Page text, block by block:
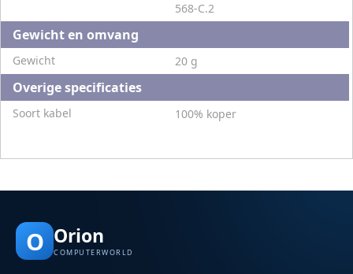
568-C.2
Gewicht en omvang
Gewicht 20 g
Overige specificaties
Soort kabel 100% koper
O Orion
COMPUTERWORLD